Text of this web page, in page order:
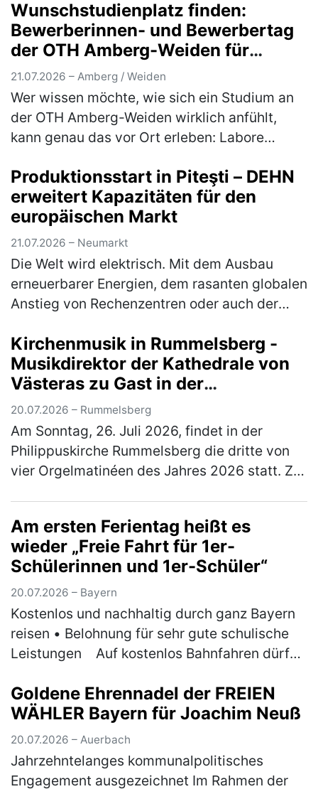
Wunschstudienplatz finden:
Bewerberinnen- und Bewerbertag
der OTH Amberg-Weiden für
Studieninteressierte und Bewerber
21.07.2026 – Amberg / Weiden
Wer wissen möchte, wie sich ein Studium an
der OTH Amberg-Weiden wirklich anfühlt,
kann genau das vor Ort erleben: Labore
kommen, Studiengänge aus erster Hand k…
(mehr)
Produktionsstart in Piteşti – DEHN
erweitert Kapazitäten für den
europäischen Markt
21.07.2026 – Neumarkt
Die Welt wird elektrisch. Mit dem Ausbau
erneuerbarer Energien, dem rasanten globalen
Anstieg von Rechenzentren oder auch der
die Elektrobranche zentraler…(mehr)
Kirchenmusik in Rummelsberg -
Musikdirektor der Kathedrale von
Västeras zu Gast in der
Philippuskirche
20.07.2026 – Rummelsberg
Am Sonntag, 26. Juli 2026, findet in der
Philippuskirche Rummelsberg die dritte von
vier Orgelmatinéen des Jahres 2026 statt. Zu
Am ersten Ferientag heißt es
wieder „Freie Fahrt für 1er-
Schülerinnen und 1er-Schüler“
20.07.2026 – Bayern
Kostenlos und nachhaltig durch ganz Bayern
reisen • Belohnung für sehr gute schulische
Leistungen ￼Auf kostenlos Bahnfahren dürfen
wieder Bayerns 1er-Schül…(mehr)
Goldene Ehrennadel der FREIEN
WÄHLER Bayern für Joachim Neuß
20.07.2026 – Auerbach
Jahrzehntelanges kommunalpolitisches
Engagement ausgezeichnet Im Rahmen der